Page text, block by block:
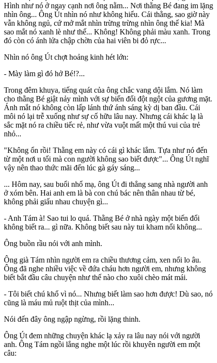
Hình như nó ở ngay cạnh nơi ông nằm... Nơi thằng Bé đang im lặng
nhìn ông... Ông Út nhìn nó như không hiểu. Cái thằng, sao giờ này
vẫn không ngủ, cứ mở mắt nhìn trừng trừng nhìn ông thế kia! Mà
sao mắt nó xanh lè như thế... Không! Không phải màu xanh. Trong
đó còn có ánh lửa chập chờn của hai viên bi đỏ rực...
Nhìn nó ông Út chợt hoảng kinh hét lớn:
- Mày làm gì đó hở Bé!?...
Trong đêm khuya, tiếng quát của ông chắc vang dội lắm. Nó làm
cho thằng Bé giật nảy mình với sự biến đổi đột ngột của gương mặt.
Ánh mắt nó không còn lấp lánh thứ ánh sáng kỳ dị ban đầu. Cái
môi nó lại trễ xuống như sự cố hữu lâu nay. Nhưng cái khác lạ là
sắc mặt nó ra chiều tiếc rẻ, như vừa vuột mất một thú vui của trẻ
nhỏ...
"Không ổn rồi! Thằng em này có cái gì khác lắm. Tựa như nó đến
từ một nơi u tối mà con người không sao biết được"... Ông Út nghĩ
vậy nên thao thức mãi đến lúc gà gáy sáng...
... Hôm nay, sau buổi nhổ mạ, ông Út đi thẳng sang nhà người anh
ở xóm bên. Hai anh em là bà con chú bác nên thân nhau từ bé,
không phải giấu nhau chuyện gì...
- Anh Tám à! Sao tui lo quá. Thằng Bé ở nhà ngày một biến đổi
không biết ra... gì nữa. Không biết sau này tui kham nổi không...
Ông buồn rầu nói với anh mình.
Ông già Tám nhìn người em ra chiều thương cảm, xen nổi lo âu.
Ông đã nghe nhiều việc về đứa cháu hơn người em, nhưng không
biết bắt đầu câu chuyện như thế nào cho xuôi chèo mát mái.
- Tôi biết chú khổ vì nó... Nhưng biết làm sao hơn được! Dù sao, nó
cũng là máu mủ ruột thịt của mình...
Nói đến đây ông ngập ngừng, rồi lặng thinh.
Ông Út đem những chuyện khác lạ xảy ra lâu nay nói với người
anh. Ông Tám ngồi lắng nghe một lúc rồi khuyên người em một
câu: